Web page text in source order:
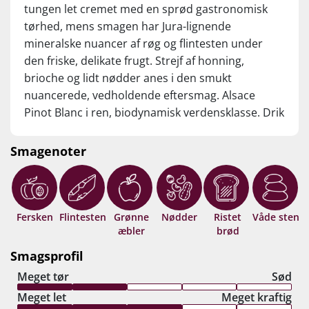
tungen let cremet med en sprød gastronomisk
tørhed, mens smagen har Jura-lignende
mineralske nuancer af røg og flintesten under
den friske, delikate frugt. Strejf af honning,
brioche og lidt nødder anes i den smukt
nuancerede, vedholdende eftersmag. Alsace
Pinot Blanc i ren, biodynamisk verdensklasse. Drik
Smagenoter
Fersken Flintesten
Grønne
æbler
Nødder
Ristet
brød
Våde sten
Smagsprofil
Meget tør
Sød
Meget let
Meget kraftig